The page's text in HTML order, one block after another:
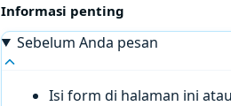
Informasi penting
Sebelum Anda pesan
Isi form di halaman ini